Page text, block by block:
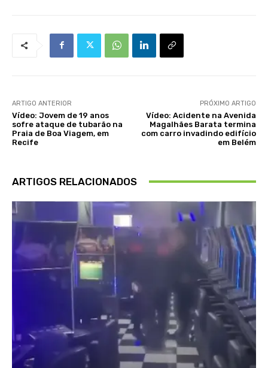
ARTIGO ANTERIOR
Vídeo: Jovem de 19 anos
sofre ataque de tubarão na
Praia de Boa Viagem, em
Recife
PRÓXIMO ARTIGO
Vídeo: Acidente na Avenida
Magalhães Barata termina
com carro invadindo edifício
em Belém
ARTIGOS RELACIONADOS